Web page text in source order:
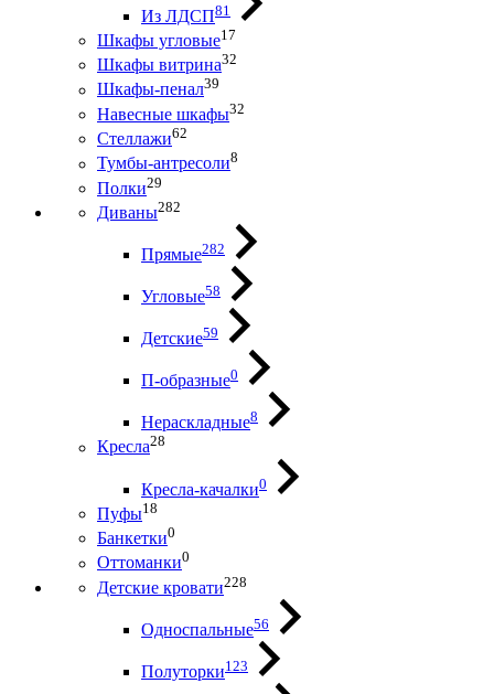
Из ЛДСП81
Шкафы угловые17
Шкафы витрина32
Шкафы-пенал39
Навесные шкафы32
Стеллажи62
Тумбы-антресоли8
Полки29
Диваны282
Прямые282
Угловые58
Детские59
П-образные0
Нераскладные8
Кресла28
Кресла-качалки0
Пуфы18
Банкетки0
Оттоманки0
Детские кровати228
Односпальные56
Полуторки123